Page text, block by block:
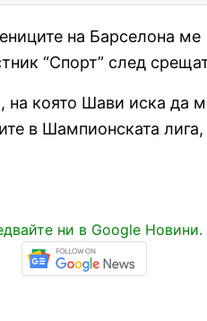
на Барселона ме
“Спорт” след
на която Шави иска да
в Шампионската лига,
ни в Google Новини.